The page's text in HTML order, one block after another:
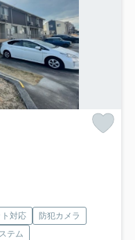
対応
防犯カメラ
テム